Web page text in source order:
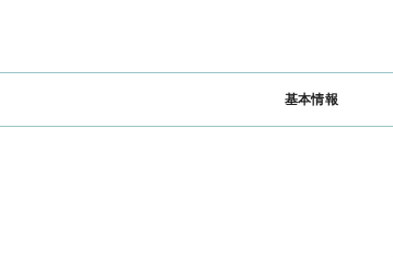
基本情報